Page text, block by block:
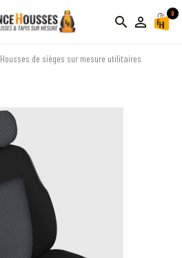
search person_outline
0
Housses de sièges sur mesure utilitaires